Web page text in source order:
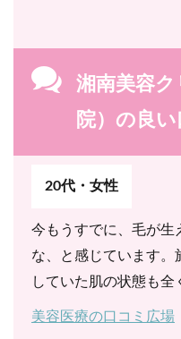
湘南美容ク
院）の良い
20代・女性
今もうすでに、毛が生
な、と感じています。
していた肌の状態も全
美容医療の口コミ広場